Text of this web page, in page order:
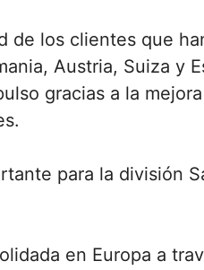
de los clientes que
Austria, Suiza y
gracias a la
para la división
en Europa a